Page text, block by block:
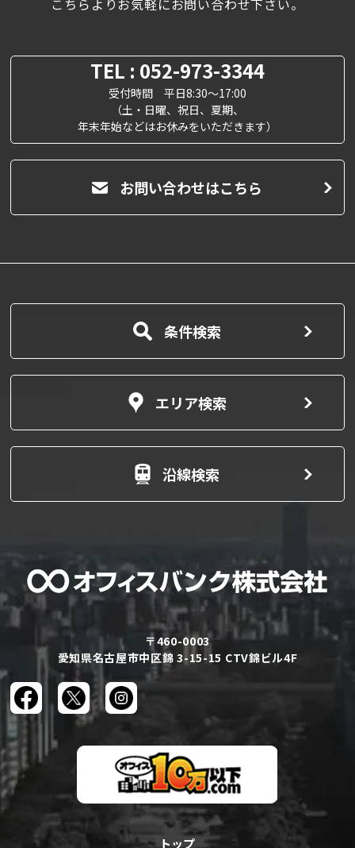
こちらよりお気軽にお問い合わせ下さい。
TEL : 052-973-3344
受付時間 平日8:30～17:00
（土・日曜、祝日、夏期、
年末年始などはお休みをいただきます）
お問い合わせはこちら
条件検索
エリア検索
沿線検索
〒460-0003
愛知県名古屋市中区錦 3-15-15 CTV錦ビル4F
トップ